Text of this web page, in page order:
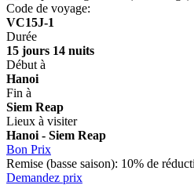
Code de voyage:
VC15J-1
Durée
15 jours 14 nuits
Début à
Hanoi
Fin à
Siem Reap
Lieux à visiter
Hanoi - Siem Reap
Bon Prix
Remise (basse saison): 10% de
Demandez prix